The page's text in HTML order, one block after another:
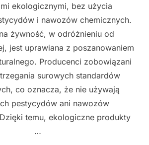
ekologicznymi, bez użycia
i nawozów chemicznych.
żywność, w odróżnieniu od
jest uprawiana z poszanowaniem
Producenci zobowiązani
surowych standardów
co oznacza, że nie używają
pestycydów ani nawozów
temu, ekologiczne produkty
…